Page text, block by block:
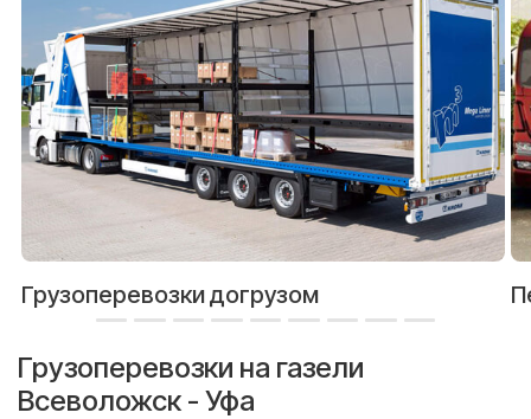
Грузоперевозки догрузом
Грузоперевозки на газели
Всеволожск - Уфа